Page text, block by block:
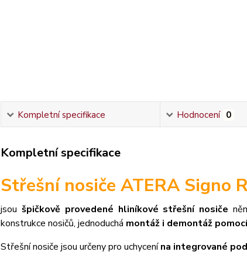
Kompletní specifikace Hodnocení 0
Kompletní specifikace
Střešní nosiče ATERA Signo
jsou špičkově provedené hliníkové střešní nosiče
konstrukce nosičů, jednoduchá montáž i demontáž
Střešní nosiče jsou určeny pro uchycenína integrované